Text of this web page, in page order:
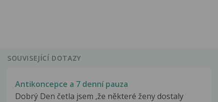
SOUVISEJÍCÍ DOTAZY
Antikoncepce a 7 denní pauza
Dobrý Den četla jsem ,že některé ženy dostaly